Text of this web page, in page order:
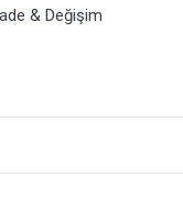
& Değişim